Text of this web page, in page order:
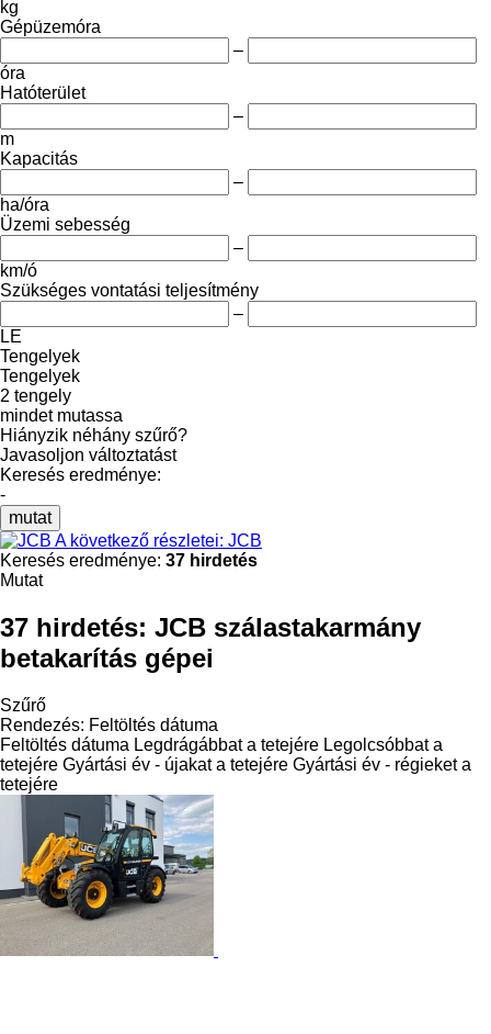
kg
Gépüzemóra
–
óra
Hatóterület
–
m
Kapacitás
–
ha/óra
Üzemi sebesség
–
km/ó
Szükséges vontatási teljesítmény
–
LE
Tengelyek
Tengelyek
2 tengely
mindet mutassa
Hiányzik néhány szűrő?
Javasoljon változtatást
Keresés eredménye:
-
mutat
A következő részletei: JCB
Keresés eredménye: 37 hirdetés
Mutat
37 hirdetés: JCB szálastakarmány
betakarítás gépei
Szűrő
Rendezés: Feltöltés dátuma
Feltöltés dátuma Legdrágábbat a tetejére Legolcsóbbat a
tetejére Gyártási év - újakat a tetejére Gyártási év - régieket a
tetejére